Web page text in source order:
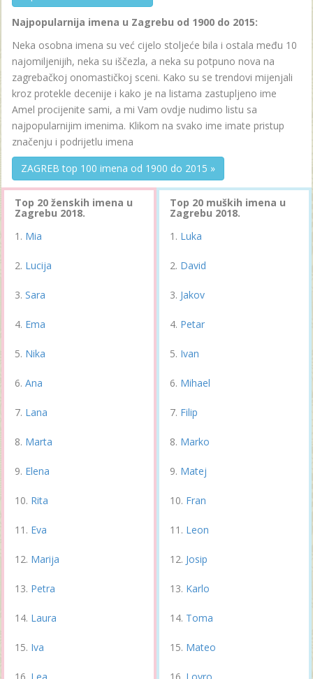
Najpopularnija imena u Zagrebu od 1900 do 2015:
Neka osobna imena su već cijelo stoljeće bila i ostala među 10
najomiljenijih, neka su iščezla, a neka su potpuno nova na
zagrebačkoj onomastičkoj sceni. Kako su se trendovi mijenjali
kroz protekle decenije i kako je na listama zastupljeno ime
Amel procijenite sami, a mi Vam ovdje nudimo listu sa
najpopularnijim imenima. Klikom na svako ime imate pristup
značenju i podrijetlu imena
ZAGREB top 100 imena od 1900 do 2015 »
Top 20 ženskih imena u
Zagrebu 2018.
Mia
Lucija
Sara
Ema
Nika
Ana
Lana
Marta
Elena
Rita
Eva
Marija
Petra
Laura
Iva
Lea
Top 20 muških imena u
Zagrebu 2018.
Luka
David
Jakov
Petar
Ivan
Mihael
Filip
Marko
Matej
Fran
Leon
Josip
Karlo
Toma
Mateo
Lovro